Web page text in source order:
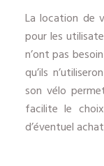
La location de
pour les
n’ont pas
qu’ils
son vélo
facilite le
d’éventuel